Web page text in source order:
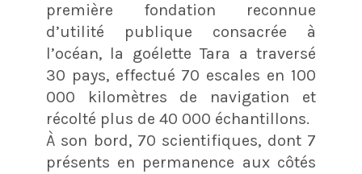
première fondation reconnue
d’utilité publique consacrée à
l’océan, la goélette Tara a traversé
30 pays, effectué 70 escales en 100
000 kilomètres de navigation et
récolté plus de 40 000 échantillons.
À son bord, 70 scientifiques, dont 7
présents en permanence aux côtés